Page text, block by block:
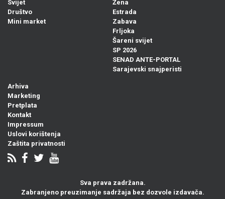
Svijet
Društvo
Mini market
Žena
Estrada
Zabava
Frljoka
Šareni svijet
SP 2026
SENAD ANTE-PORTAL
Sarajevski snajperisti
Arhiva
Marketing
Pretplata
Kontakt
Impressum
Uslovi korištenja
Zaštita privatnosti
Sva prava zadržana.
Zabranjeno preuzimanje sadržaja bez dozvole izdavača.